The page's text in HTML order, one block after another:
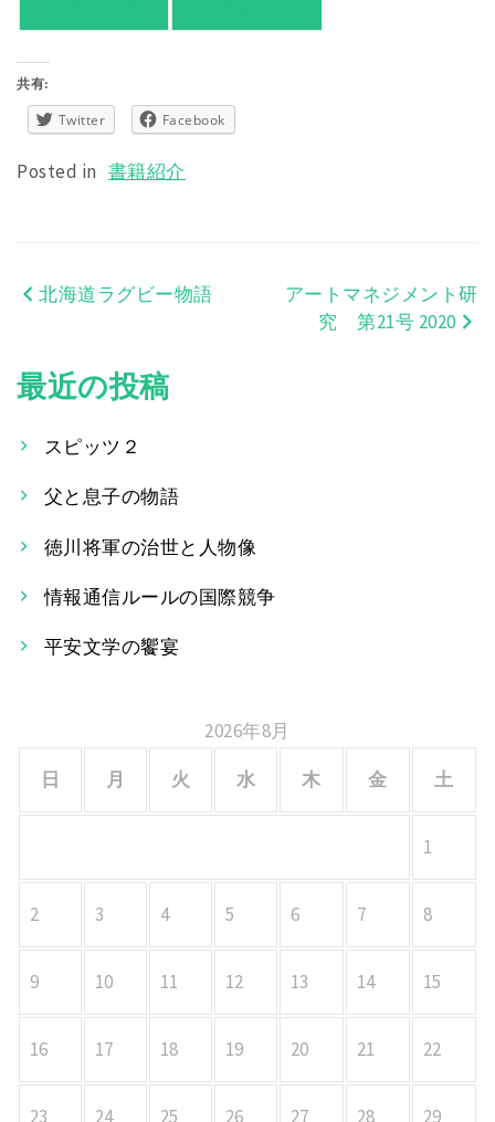
共有:
Twitter Facebook
Posted in 書籍紹介
投
ナ
ビ
シ
ョ
ン
北海道ラグビー物語
アートマネジメント研
究 第21号 2020
最近の投稿
スピッツ２
父と息子の物語
徳川将軍の治世と人物像
情報通信ルールの国際競争
平安文学の饗宴
2026年8月
日
月 火 水 木 金 土
1
2 3 4 5 6 7 8
9 10 11 12 13 14 15
16 17 18 19 20 21 22
23 24 25 26 27 28 29